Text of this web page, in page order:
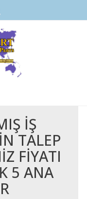
İŞ
TALEP
FIYATI
5 ANA